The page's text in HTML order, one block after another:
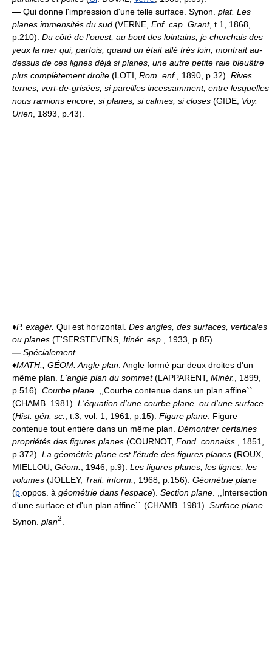
— Qui donne l'impression d'une telle surface. Synon. plat. Les
planes immensités du sud (VERNE, Enf. cap. Grant, t.1, 1868,
p.210). Du côté de l'ouest, au bout des lointains, je cherchais des
yeux la mer qui, parfois, quand on était allé très loin, montrait au-
dessus de ces lignes déjà si planes, une autre petite raie bleuâtre
plus complètement droite (LOTI, Rom. enf. , 1890, p.32). Rives
ternes, vert-de-grisées, si pareilles incessamment, entre lesquelles
nous ramions encore, si planes, si calmes, si closes (GIDE, Voy.
Urien , 1893, p.43).
♦P. exagér. Qui est horizontal. Des angles, des surfaces, verticales
ou planes (T'SERSTEVENS, Itinér. esp.
, 1933, p.85).
— Spécialement
♦MATH., GÉOM. Angle plan . Angle formé par deux droites d'un
même plan. L'angle plan du sommet(LAPPARENT, Minér.
, 1899,
p.516). Courbe plane . ,,Courbe contenue dans un plan affine``
(CHAMB. 1981). L'équation d'une courbe plane, ou d'une surface
(Hist. gén. sc. , t.3, vol. 1, 1961, p.15). Figure plane . Figure
contenue tout entière dans un même plan. Démontrer certaines
propriétés des figures planes (COURNOT, Fond. connaiss.
, 1851,
p.372). La géométrie plane est l'étude des figures planes (ROUX,
MIELLOU, Géom. , 1946, p.9). Les figures planes, les lignes, les
volumes (JOLLEY, Trait. inform. , 1968, p.156). Géométrie plane
(p .oppos. à géométrie dans l'espace). Section plane . ,,Intersection
d'une surface et d'un plan affine`` (CHAMB. 1981). Surface plane
Synon. plan2